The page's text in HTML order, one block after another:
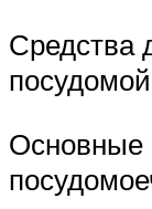
Средства